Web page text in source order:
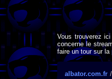
Vous trouverez
concerne le
faire un tour sur la
albator.com.fr